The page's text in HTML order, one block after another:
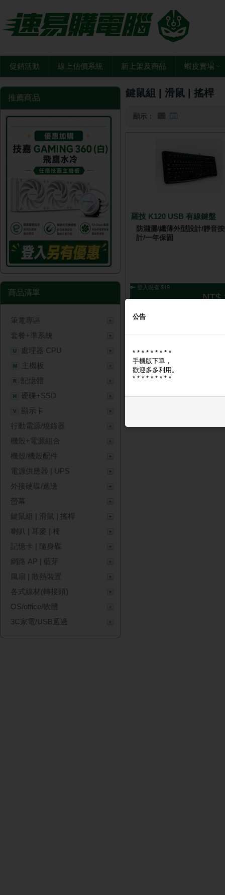
促銷活動 線上估價系統 新上架及商品 蝦皮賣場
推薦商品
商品清單
筆電專區
套餐+準系統
U 處理器 CPU
M 主機板
R 記憶體
H 硬碟+SSD
V
顯示卡
行動電源/燒錄器
機殼+電源組合
機殼/機殼配件
電源供應器 | UPS
外接硬碟/週邊
螢幕
鍵鼠組 | 滑鼠 | 搖桿
喇叭 | 耳麥 | 椅
記憶卡 | 隨身碟
網路 AP | 藍芽
風扇 | 散熱裝置
各式線材(轉接頭)
OS/office/軟體
3C家電/USB週邊
鍵鼠組 | 滑鼠 | 搖桿
顯示：
羅技 K120 USB 有線鍵盤
防濺灑/纖薄外型設計/靜音
計/一年保固
🔑 登入現省 $19
NT$
公告
* * * * * * * * *
手機版下單，
歡迎多多利用。
* * * * * * * * *